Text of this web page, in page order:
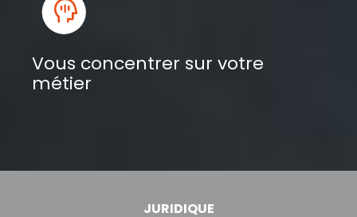
Vous concentrer sur votre
métier
JURIDIQUE